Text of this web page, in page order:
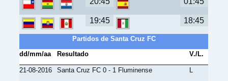
19:45 18:45
Partidos de Santa Cruz FC
dd/mm/aa
Resultado V./L.
21-08-2016 Santa Cruz FC 0 - 1 Fluminense L